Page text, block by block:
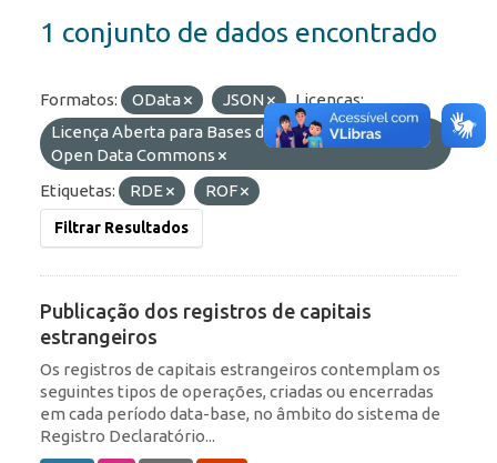
1 conjunto de dados encontrado
Formatos: OData JSON
Licenças:
Licença Aberta para Bases de Dados (ODbL) do
Open Data Commons
Etiquetas:
RDE ROF
Filtrar Resultados
Publicação dos registros de capitais
estrangeiros
Os registros de capitais estrangeiros contemplam os
seguintes tipos de operações, criadas ou encerradas
em cada período data-base, no âmbito do sistema de
Registro Declaratório...